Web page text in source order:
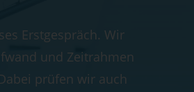
Erstgespräch. Wir
und Zeitrahmen
prüfen wir auch